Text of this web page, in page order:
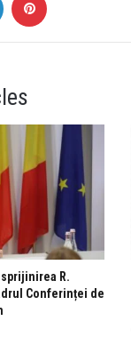
R.
Conferinței de